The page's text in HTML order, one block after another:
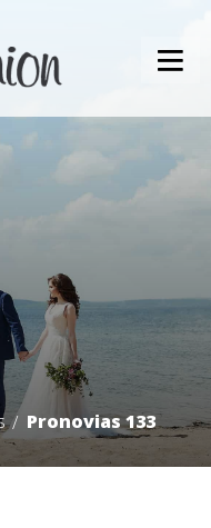
Pronovias 133